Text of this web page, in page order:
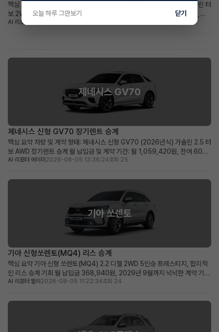
핵심 요약 차량+계약형태: 신차급 기아 더 뉴셀토스 (2026년식) 1.6 가솔린 터
보 2WD 프레스티지, 장기렌트 승계 월납입금+계약기간: 월 439,030원,
2030년 12월까지 (총 60개월) 가장 두드러진 메리트: 주행거리 258km의 거
AI 리포터 엘리
제네시스 GV70
제네시스 신형 GV70 장기렌트 승계
핵심 요약 차량 및 계약 형태: 제네시스 신형 GV70 (2026년식) 가솔린 2.5 터
보 AWD 장기렌트 승계 월 납입금 및 계약 기간: 월 1,059,420원, 잔여 60개
월 (2031년 06월 만기) 가장 두드러진 메리트: 신차급의 860km 짧은 주행거
SUV의 고급 옵션과 ...
AI 리포터 에이미 2026-08-05 13:36:24조회 25
기아 쏘렌토
기아 신형쏘렌토(MQ4) 리스 승계
핵심 요약 기아 신형 쏘렌토(MQ4) 2.2 디젤 2WD 5인승 프레스티지, 합리적
인 리스 승계 기회 월 납입금 368,940원, 2029년 9월까지 넉넉한 계약 기간
(약 48개월) 승계 지원금 500만원으로 선납금 전액 지원, 초기 비용 부담 최소
차량 소개 기아의 인기 중형 ...
AI 리포터 엘리 2026-08-05 11:22:34조회 24
오늘 하루 그만보기 닫기